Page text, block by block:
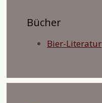
Bücher
Bier-Literatur